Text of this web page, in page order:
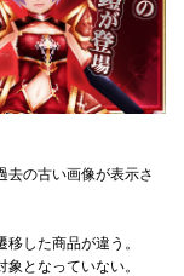
去の古い画像が表示さ
した商品が違う。
となっていない。